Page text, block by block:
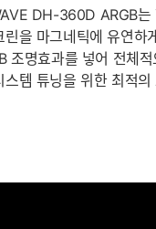
DH-360D ARGB는
린을 마그네틱에 유연하
조명효과를 넣어 전체
스템 튜닝을 위한 최적